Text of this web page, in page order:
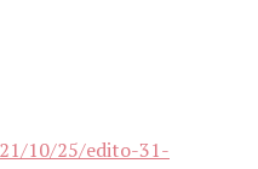
10/25/edito-31-